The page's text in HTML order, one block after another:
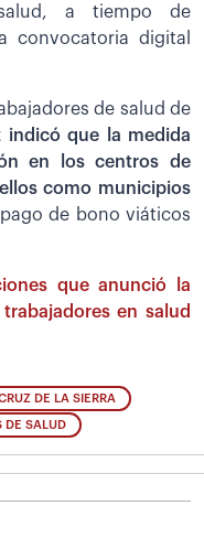
a tiempo de
convocatoria digital
de salud de
indicó que la medida
en los centros de
como municipios
de bono viáticos
que anunció la
en salud
DE LA SIERRA
DE SALUD